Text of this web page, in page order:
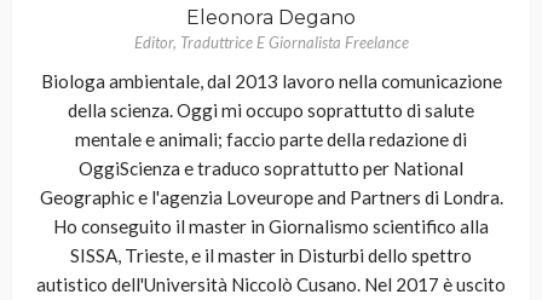
Eleonora Degano
Editor, Traduttrice E Giornalista Freelance
Biologa ambientale, dal 2013 lavoro nella comunicazione
della scienza. Oggi mi occupo soprattutto di salute
mentale e animali; faccio parte della redazione di
OggiScienza e traduco soprattutto per National
Geographic e l'agenzia Loveurope and Partners di Londra.
Ho conseguito il master in Giornalismo scientifico alla
SISSA, Trieste, e il master in Disturbi dello spettro
autistico dell'Università Niccolò Cusano. Nel 2017 è uscito